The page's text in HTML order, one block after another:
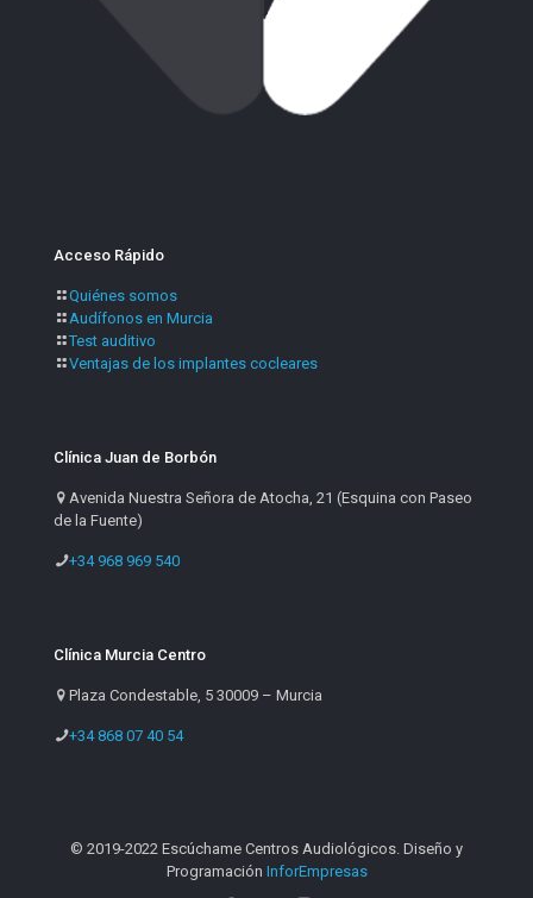
Acceso Rápido
Quiénes somos
Audífonos en Murcia
Test auditivo
Ventajas de los implantes cocleares
Clínica Juan de Borbón
Avenida Nuestra Señora de Atocha, 21 (Esquina con Paseo
de la Fuente)
+34 968 969 540
Clínica Murcia Centro
Plaza Condestable, 5 30009 – Murcia
+34 868 07 40 54
© 2019-2022 Escúchame Centros Audiológicos. Diseño y
Programación InforEmpresas